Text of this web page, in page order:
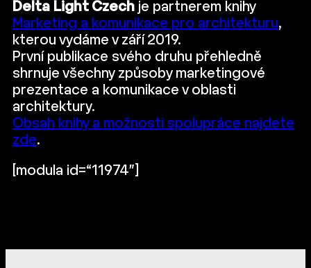
Delta Light Czech je partnerem knihy
Marketing a komunikace pro architekturu,
kterou vydáme v září 2019.
První publikace svého druhu přehledně
shrnuje všechny způsoby marketingové
prezentace a komunikace v oblasti
architektury.
Obsah knihy a možnosti spolupráce najdete
zde.
[modula id=“11974″]